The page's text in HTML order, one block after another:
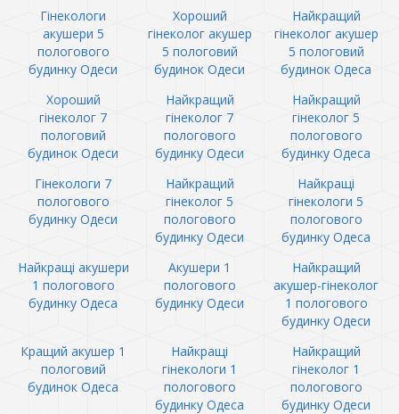
Гінекологи
акушери 5
пологового
будинку Одеси
Хороший
гінеколог акушер
5 пологовий
будинок Одеси
Найкращий
гінеколог акушер
5 пологовий
будинок Одеса
Хороший
гінеколог 7
пологовий
будинок Одеси
Найкращий
гінеколог 7
пологового
будинку Одеси
Найкращий
гінеколог 5
пологового
будинку Одеса
Гінекологи 7
пологового
будинку Одеси
Найкращий
гінеколог 5
пологового
будинку Одеси
Найкращі
гінекологи 5
пологового
будинку Одеса
Найкращі акушери
1 пологового
будинку Одеса
Акушери 1
пологового
будинку Одеси
Найкращий
акушер-гінеколог
1 пологового
будинку Одеси
Кращий акушер 1
пологовий
будинок Одеса
Найкращі
гінекологи 1
пологового
будинку Одеса
Найкращий
гінеколог 1
пологового
будинку Одеси